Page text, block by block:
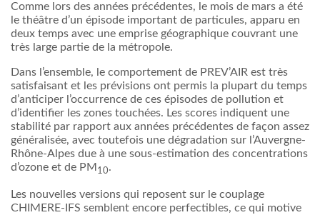
Comme lors des années précédentes, le mois de mars a été
le théâtre d’un épisode important de particules, apparu en
deux temps avec une emprise géographique couvrant une
très large partie de la métropole.
Dans l’ensemble, le comportement de PREV’AIR est très
satisfaisant et les prévisions ont permis la plupart du temps
d’anticiper l’occurrence de ces épisodes de pollution et
d’identifier les zones touchées. Les scores indiquent une
stabilité par rapport aux années précédentes de façon assez
généralisée, avec toutefois une dégradation sur l’Auvergne-
Rhône-Alpes due à une sous-estimation des concentrations
d’ozone et de PM 10.
Les nouvelles versions qui reposent sur le couplage
CHIMERE-IFS semblent encore perfectibles, ce qui motive